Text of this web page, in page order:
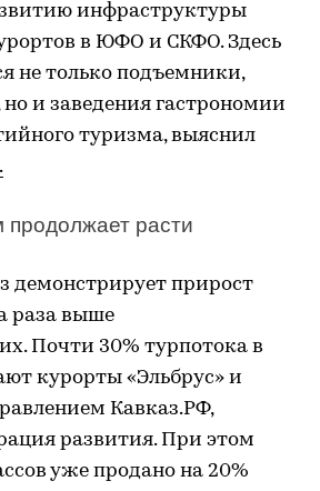
инфраструктуры
в ЮФО и СКФО. Здесь
не только подъемники,
и заведения гастрономии
туризма, выяснил
продолжает расти
демонстрирует прирост
раза выше
Почти 30% турпотока в
курорты «Эльбрус» и
Кавказ.РФ,
развития. При этом
уже продано на 20%